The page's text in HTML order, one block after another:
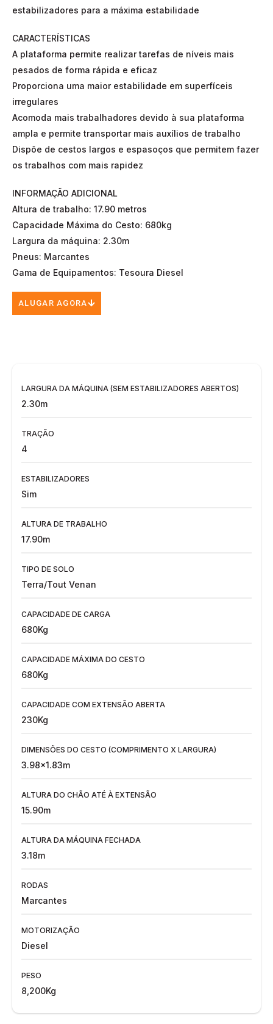
estabilizadores para a máxima estabilidade
CARACTERÍSTICAS
A plataforma permite realizar tarefas de níveis mais
pesados de forma rápida e eficaz
Proporciona uma maior estabilidade em superfíceis
irregulares
Acomoda mais trabalhadores devido à sua plataforma
ampla e permite transportar mais auxílios de trabalho
Dispõe de cestos largos e espasoços que permitem fazer
os trabalhos com mais rapidez
INFORMAÇÃO ADICIONAL
Altura de trabalho: 17.90 metros
Capacidade Máxima do Cesto: 680kg
Largura da máquina: 2.30m
Pneus: Marcantes
Gama de Equipamentos: Tesoura Diesel
ALUGAR AGORA
LARGURA DA MÁQUINA (SEM ESTABILIZADORES ABERTOS)
2.30m
TRAÇÃO
4
ESTABILIZADORES
Sim
ALTURA DE TRABALHO
17.90m
TIPO DE SOLO
Terra/Tout Venan
CAPACIDADE DE CARGA
680Kg
CAPACIDADE MÁXIMA DO CESTO
680Kg
CAPACIDADE COM EXTENSÃO ABERTA
230Kg
DIMENSÕES DO CESTO (COMPRIMENTO X LARGURA)
3.98x1.83m
ALTURA DO CHÃO ATÉ À EXTENSÃO
15.90m
ALTURA DA MÁQUINA FECHADA
3.18m
RODAS
Marcantes
MOTORIZAÇÃO
Diesel
PESO
8,200Kg